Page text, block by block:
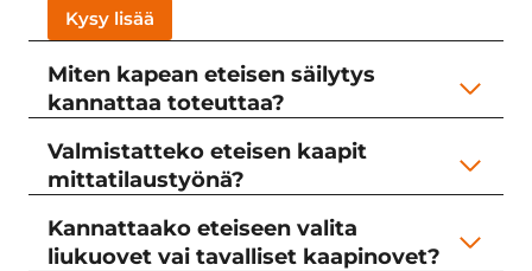
Kysy lisää
Miten kapean eteisen säilytys
kannattaa toteuttaa?
Valmistatteko eteisen kaapit
mittatilaustyönä?
Kannattaako eteiseen valita
liukuovet vai tavalliset kaapinovet?